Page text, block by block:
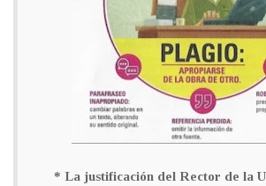
* La justificación del Rector de la